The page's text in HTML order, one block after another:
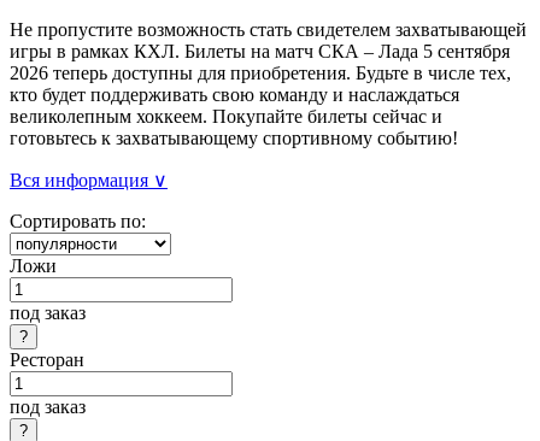
Не пропустите возможность стать свидетелем захватывающей
игры в рамках КХЛ. Билеты на матч СКА – Лада 5 сентября
2026 теперь доступны для приобретения. Будьте в числе тех,
кто будет поддерживать свою команду и наслаждаться
великолепным хоккеем. Покупайте билеты сейчас и
готовьтесь к захватывающему спортивному событию!
Вся информация ∨
Сортировать по:
Ложи
под заказ
Ресторан
под заказ